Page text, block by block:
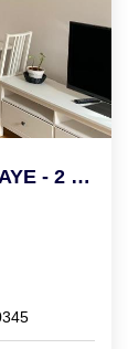
APPARTEMENT ST GERMAIN EN LAYE - 2 Pièce(s) - 50 M2